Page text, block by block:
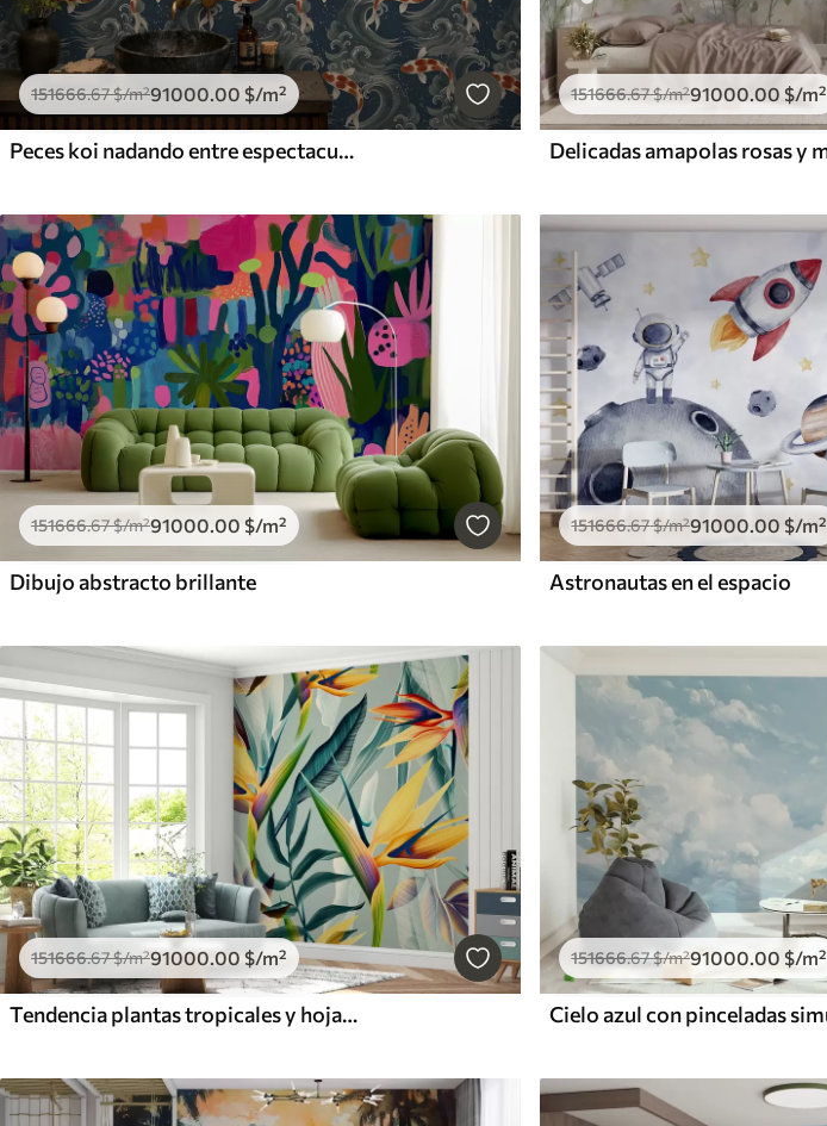
151666.67$/m²91000.00 $/m²
Peces koi nadando entre espectaculares olas oceánicas
151666.67$/m²91000.00 $/m²
151666.67$/m²91000.00 $/m²
Dibujo abstracto brillante
151666.67$/m²91000.00 $/m²
Astronautas en el espacio
151666.67$/m²91000.00 $/m²
Tendencia plantas tropicales y hojas en color brillante
151666.67$/m²91000.00 $/m²